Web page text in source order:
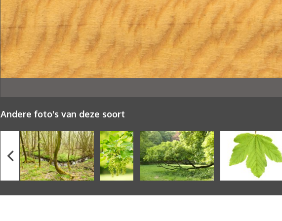
Andere foto's van deze soort